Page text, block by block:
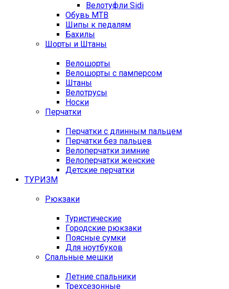
Велотуфли Sidi
Обувь MTB
Шипы к педалям
Бахилы
Шорты и Штаны
Велошорты
Велошорты с памперсом
Штаны
Велотрусы
Носки
Перчатки
Перчатки с длинным пальцем
Перчатки без пальцев
Велоперчатки зимние
Велоперчатки женские
Детские перчатки
ТУРИЗМ
Рюкзаки
Туристические
Городские рюкзаки
Поясные сумки
Для ноутбуков
Спальные мешки
Летние спальники
Трехсезонные